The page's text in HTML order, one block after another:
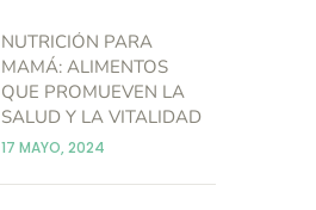
NUTRICIÓN PARA
MAMÁ: ALIMENTOS
QUE PROMUEVEN LA
SALUD Y LA VITALIDAD
17 MAYO, 2024